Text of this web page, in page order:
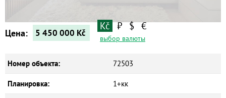
Цена: 5 450 000 Kč
Kč ₽ $ €
выбор валюты
Номер объекта: 72503
Планировка: 1+кк